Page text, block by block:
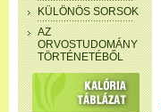
KÜLÖNÖS SORSOK
AZ
ORVOSTUDOMÁNY
TÖRTÉNETÉBŐL